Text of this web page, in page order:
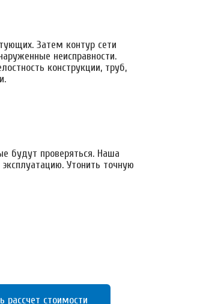
Затем контур сети
неисправности.
конструкции, труб,
будут проверяться. Наша
Утонить точную
рассчет стоимости